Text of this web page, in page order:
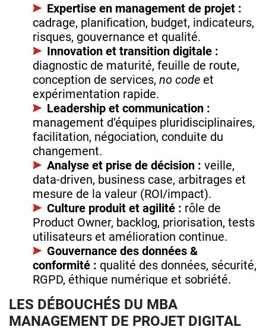
Expertise en management de projet :
cadrage, planification, budget, indicateurs,
risques, gouvernance et qualité.
Innovation et transition digitale :
diagnostic de maturité, feuille de route,
conception de services, no code et
expérimentation rapide.
Leadership et communication :
management d’équipes pluridisciplinaires,
facilitation, négociation, conduite du
changement.
Analyse et prise de décision : veille,
data‑driven, business case, arbitrages et
mesure de la valeur (ROI/impact).
Culture produit et agilité : rôle de
Product Owner, backlog, priorisation, tests
utilisateurs et amélioration continue.
Gouvernance des données &
conformité : qualité des données, sécurité,
RGPD, éthique numérique et sobriété.
LES DÉBOUCHÉS DU MBA
MANAGEMENT DE PROJET DIGITAL